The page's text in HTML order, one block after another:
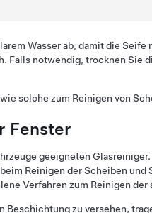
Wasser ab, damit die
Falls notwendig, trocknen Sie
solche zum Reinigen von
Fenster
geeigneten
Reinigen der Scheiben und
Verfahren zum Reinigen der
Beschichtung zu versehen,